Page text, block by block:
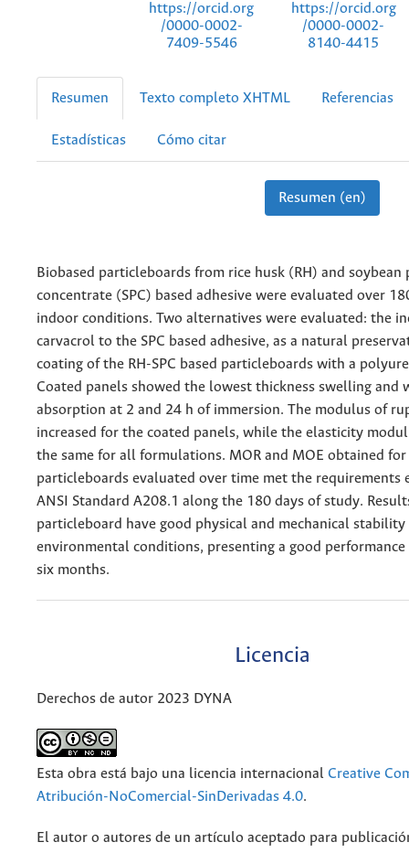
https://orcid.org
/0000-0002-
7409-5546
https://orcid.org
/0000-0002-
8140-4415
Resumen Texto completo XHTML Referencias
Estadísticas Cómo citar
Resumen (en)
Biobased particleboards from rice husk (RH) and soybean
concentrate (SPC) based adhesive were evaluated over
indoor conditions. Two alternatives were evaluated: the
carvacrol to the SPC based adhesive, as a natural
coating of the RH-SPC based particleboards with a
Coated panels showed the lowest thickness swelling and
absorption at 2 and 24 h of immersion. The modulus of
increased for the coated panels, while the elasticity
the same for all formulations. MOR and MOE obtained
particleboards evaluated over time met the requirements
ANSI Standard A208.1 along the 180 days of study.
particleboard have good physical and mechanical
environmental conditions, presenting a good
six months.
Licencia
Derechos de autor 2023 DYNA
Esta obra está bajo una licencia internacional Creative
Atribución-NoComercial-SinDerivadas 4.0.
El autor o autores de un artículo aceptado para